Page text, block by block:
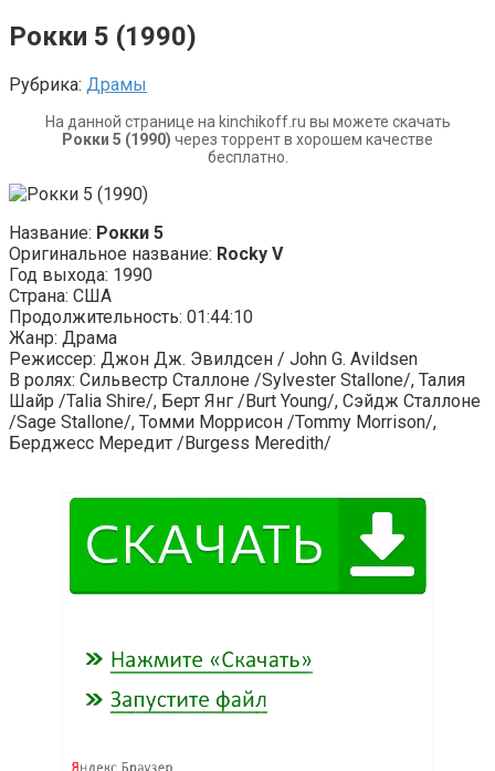
Рокки 5 (1990)
Рубрика: Драмы
На данной странице на kinchikoff.ru вы можете скачать
Рокки 5 (1990) через торрент в хорошем качестве
бесплатно.
Название: Рокки 5
Оригинальное название: Rocky V
Год выхода: 1990
Страна: США
Продолжительность: 01:44:10
Жанр: Драма
Режиссер: Джон Дж. Эвилдсен / John G. Avildsen
В ролях: Сильвестр Сталлоне /Sylvester Stallone/, Талия
Шайр /Talia Shire/, Берт Янг /Burt Young/, Сэйдж Сталлоне
/Sage Stallone/, Томми Моррисон /Tommy Morrison/,
Берджесс Мередит /Burgess Meredith/